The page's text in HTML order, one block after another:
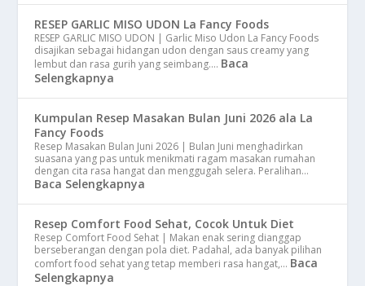
RESEP GARLIC MISO UDON La Fancy Foods
RESEP GARLIC MISO UDON | Garlic Miso Udon La Fancy Foods
disajikan sebagai hidangan udon dengan saus creamy yang
lembut dan rasa gurih yang seimbang.… Baca
Selengkapnya
Kumpulan Resep Masakan Bulan Juni 2026 ala La
Fancy Foods
Resep Masakan Bulan Juni 2026 | Bulan Juni menghadirkan
suasana yang pas untuk menikmati ragam masakan rumahan
dengan cita rasa hangat dan menggugah selera. Peralihan…
Baca Selengkapnya
Resep Comfort Food Sehat, Cocok Untuk Diet
Resep Comfort Food Sehat | Makan enak sering dianggap
berseberangan dengan pola diet. Padahal, ada banyak pilihan
comfort food sehat yang tetap memberi rasa hangat,… Baca
Selengkapnya